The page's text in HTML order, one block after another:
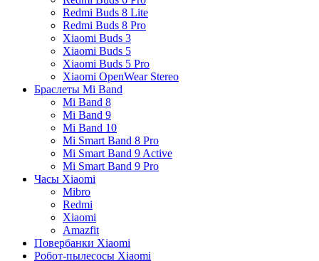
Redmi Buds 8 Lite
Redmi Buds 8 Pro
Xiaomi Buds 3
Xiaomi Buds 5
Xiaomi Buds 5 Pro
Xiaomi OpenWear Stereo
Браслеты Mi Band
Mi Band 8
Mi Band 9
Mi Band 10
Mi Smart Band 8 Pro
Mi Smart Band 9 Active
Mi Smart Band 9 Pro
Часы Xiaomi
Mibro
Redmi
Xiaomi
Amazfit
Повербанки Xiaomi
Робот-пылесосы Xiaomi